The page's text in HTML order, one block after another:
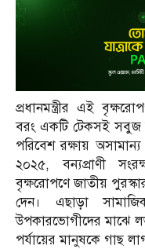
প্রধানমন্ত্রীর এই
বরং একটি টেকসই সবুজ
পরিবেশ রক্ষায়
২০২৫, বন্যপ্রাণী
বৃক্ষরোপণে জাতীয়
দেন। এছাড়া
উপকারভোগীদের মাঝে
পর্যায়ের মানুষকে গাছ